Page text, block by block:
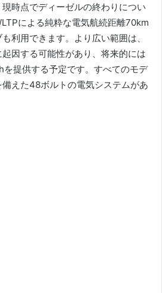
時点でディーゼルの終わりについ
による純粋な電気航続距離70km
利用できます。
より広い範囲は、
因する可能性があり、将来的には
提供する予定です。 すべてのモデ
えた48ボルトの電気システムがあ